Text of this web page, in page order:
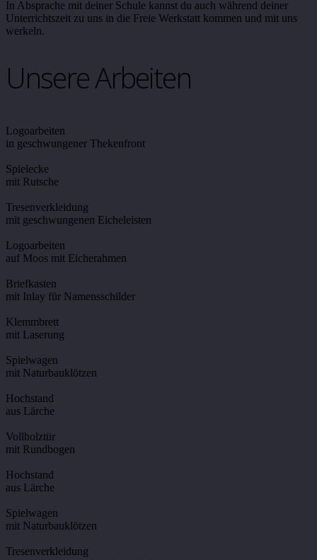
In Absprache mit deiner Schule kannst du auch während deiner
Unterrichtszeit zu uns in die Freie Werkstatt kommen und mit uns
werkeln.
Unsere Arbeiten
Logoarbeiten
in geschwungener Thekenfront
Spielecke
mit Rutsche
Tresenverkleidung
mit geschwungenen Eicheleisten
Logoarbeiten
auf Moos mit Eicherahmen
Briefkasten
mit Inlay für Namensschilder
Klemmbrett
mit Laserung
Spielwagen
mit Naturbauklötzen
Hochstand
aus Lärche
Vollholztür
mit Rundbogen
Hochstand
aus Lärche
Spielwagen
mit Naturbauklötzen
Tresenverkleidung